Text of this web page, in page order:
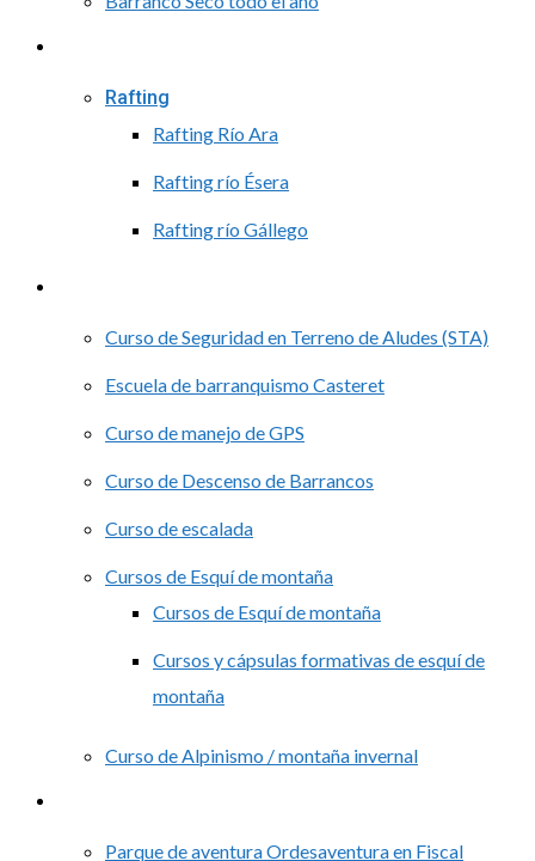
Rafting
Rafting Río Ara
Rafting río Ésera
Rafting río Gállego
Curso de Seguridad en Terreno de Aludes (STA)
Escuela de barranquismo Casteret
Curso de manejo de GPS
Curso de Descenso de Barrancos
Curso de escalada
Cursos de Esquí de montaña
Cursos de Esquí de montaña
Cursos y cápsulas formativas de esquí de
montaña
Curso de Alpinismo / montaña invernal
Parque de aventura Ordesaventura en Fiscal